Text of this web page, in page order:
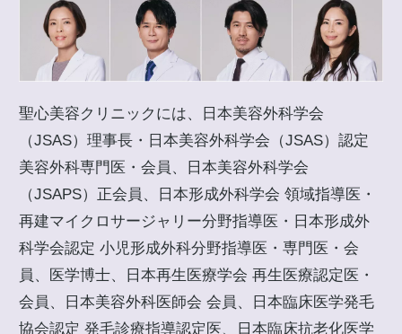
聖心美容クリニックには、日本美容外科学会
（JSAS）理事長・日本美容外科学会（JSAS）認定
美容外科専門医・会員、日本美容外科学会
（JSAPS）正会員、日本形成外科学会 領域指導医・
再建マイクロサージャリー分野指導医・日本形成外
科学会認定 小児形成外科分野指導医・専門医・会
員、医学博士、日本再生医療学会 再生医療認定医・
会員、日本美容外科医師会 会員、日本臨床医学発毛
協会認定 発毛診療指導認定医、日本臨床抗老化医学